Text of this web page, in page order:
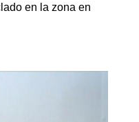
en la zona en